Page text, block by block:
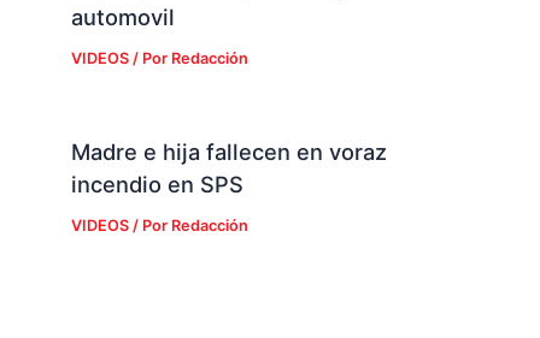
automovil
VIDEOS/ Por Redacción
Madre e hija fallecen en voraz
incendio en SPS
VIDEOS/ Por Redacción